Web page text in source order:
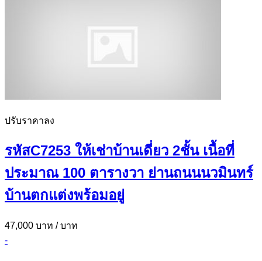
ปรับราคาลง
รหัสC7253 ให้เช่าบ้านเดี่ยว 2ชั้น เนื้อที่
ประมาณ 100 ตารางวา ย่านถนนนวมินทร์
บ้านตกแต่งพร้อมอยู่
47,000 บาท / บาท
-